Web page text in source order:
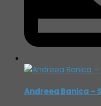
Andreea Banica –